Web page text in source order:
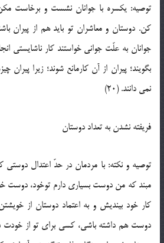
توصيه: يکسره با جوانان نشست و برخاست
کن. دوستان و معاشران تو بايد هم از پيران
جوانان به علّت جواني خواستند کار ناشايستي
بگويند؛ پيران از آن کارمانع شوند؛ زيرا پيران
نمي دانند. (20)
فريفته نشدن به تعداد دوستان
توصيه و نکته: با مردمان در حدّ اعتدال
مبند که من دوست بسياري دارم توخود،
کار خود بينديش و به اعتماد دوستان از
دوست هم داشته باشي، کسي براي تو از خودت